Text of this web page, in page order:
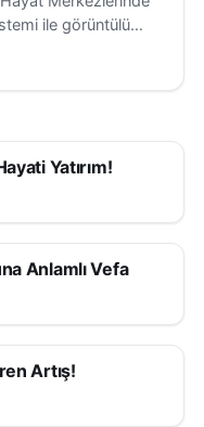
ile görüntülü
Yatırım!
Anlamlı Vefa
Artış!